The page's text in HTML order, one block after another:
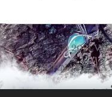
© 2021
VŠECHNA PRÁVA